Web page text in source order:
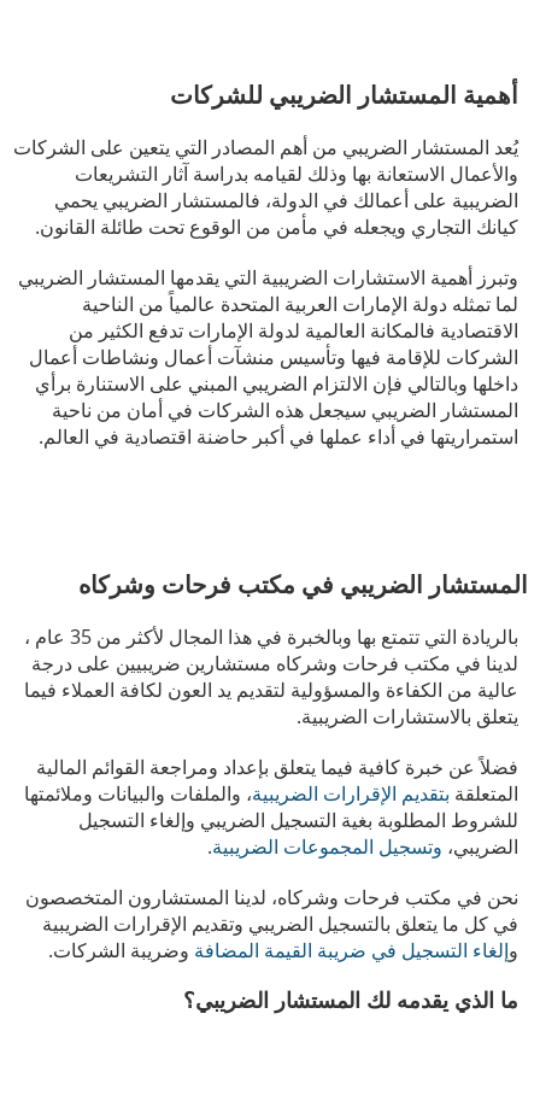
أهمية المستشار الضريبي للشركات
يُعد المستشار الضريبي من أهم المصادر التي يتعين على الشركات
والأعمال الاستعانة بها وذلك لقيامه بدراسة آثار التشريعات
الضريبية على أعمالك في الدولة، فالمستشار الضريبي يحمي
كيانك التجاري ويجعله في مأمن من الوقوع تحت طائلة القانون.
وتبرز أهمية الاستشارات الضريبية التي يقدمها المستشار الضريبي
لما تمثله دولة الإمارات العربية المتحدة عالمياً من الناحية
الاقتصادية فالمكانة العالمية لدولة الإمارات تدفع الكثير من
الشركات للإقامة فيها وتأسيس منشآت أعمال ونشاطات أعمال
داخلها وبالتالي فإن الالتزام الضريبي المبني على الاستنارة برأي
المستشار الضريبي سيجعل هذه الشركات في أمان من ناحية
استمراريتها في أداء عملها في أكبر حاضنة اقتصادية في العالم.
المستشار الضريبي في مكتب فرحات وشركاه
بالريادة التي تتمتع بها وبالخبرة في هذا المجال لأكثر من 35 عام ،
لدينا في مكتب فرحات وشركاه مستشارين ضريبيين على درجة
عالية من الكفاءة والمسؤولية لتقديم يد العون لكافة العملاء فيما
يتعلق بالاستشارات الضريبية.
فضلاً عن خبرة كافية فيما يتعلق بإعداد ومراجعة القوائم المالية
المتعلقة بتقديم الإقرارات الضريبية، والملفات والبيانات وملائمتها
للشروط المطلوبة بغية التسجيل الضريبي وإلغاء التسجيل
الضريبي، وتسجيل المجموعات الضريبية.
نحن في مكتب فرحات وشركاه، لدينا المستشارون المتخصصون
في كل ما يتعلق بالتسجيل الضريبي وتقديم الإقرارات الضريبية
وإلغاء التسجيل في ضريبة القيمة المضافة وضريبة الشركات.
ما الذي يقدمه لك المستشار الضريبي؟